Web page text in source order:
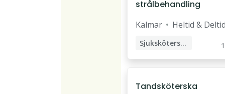
strålbehandling
Kalmar Heltid &
Sjuksköterska
Röntgensjuksköterska
Tandsköterska